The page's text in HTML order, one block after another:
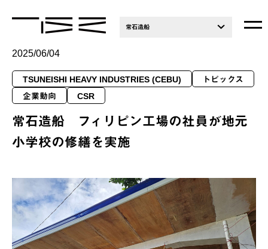
常石造船
2025/06/04
TSUNEISHI HEAVY INDUSTRIES (CEBU)
トピックス
企業動向
CSR
常石造船 フィリピン工場の社員が地元
小学校の修繕を実施